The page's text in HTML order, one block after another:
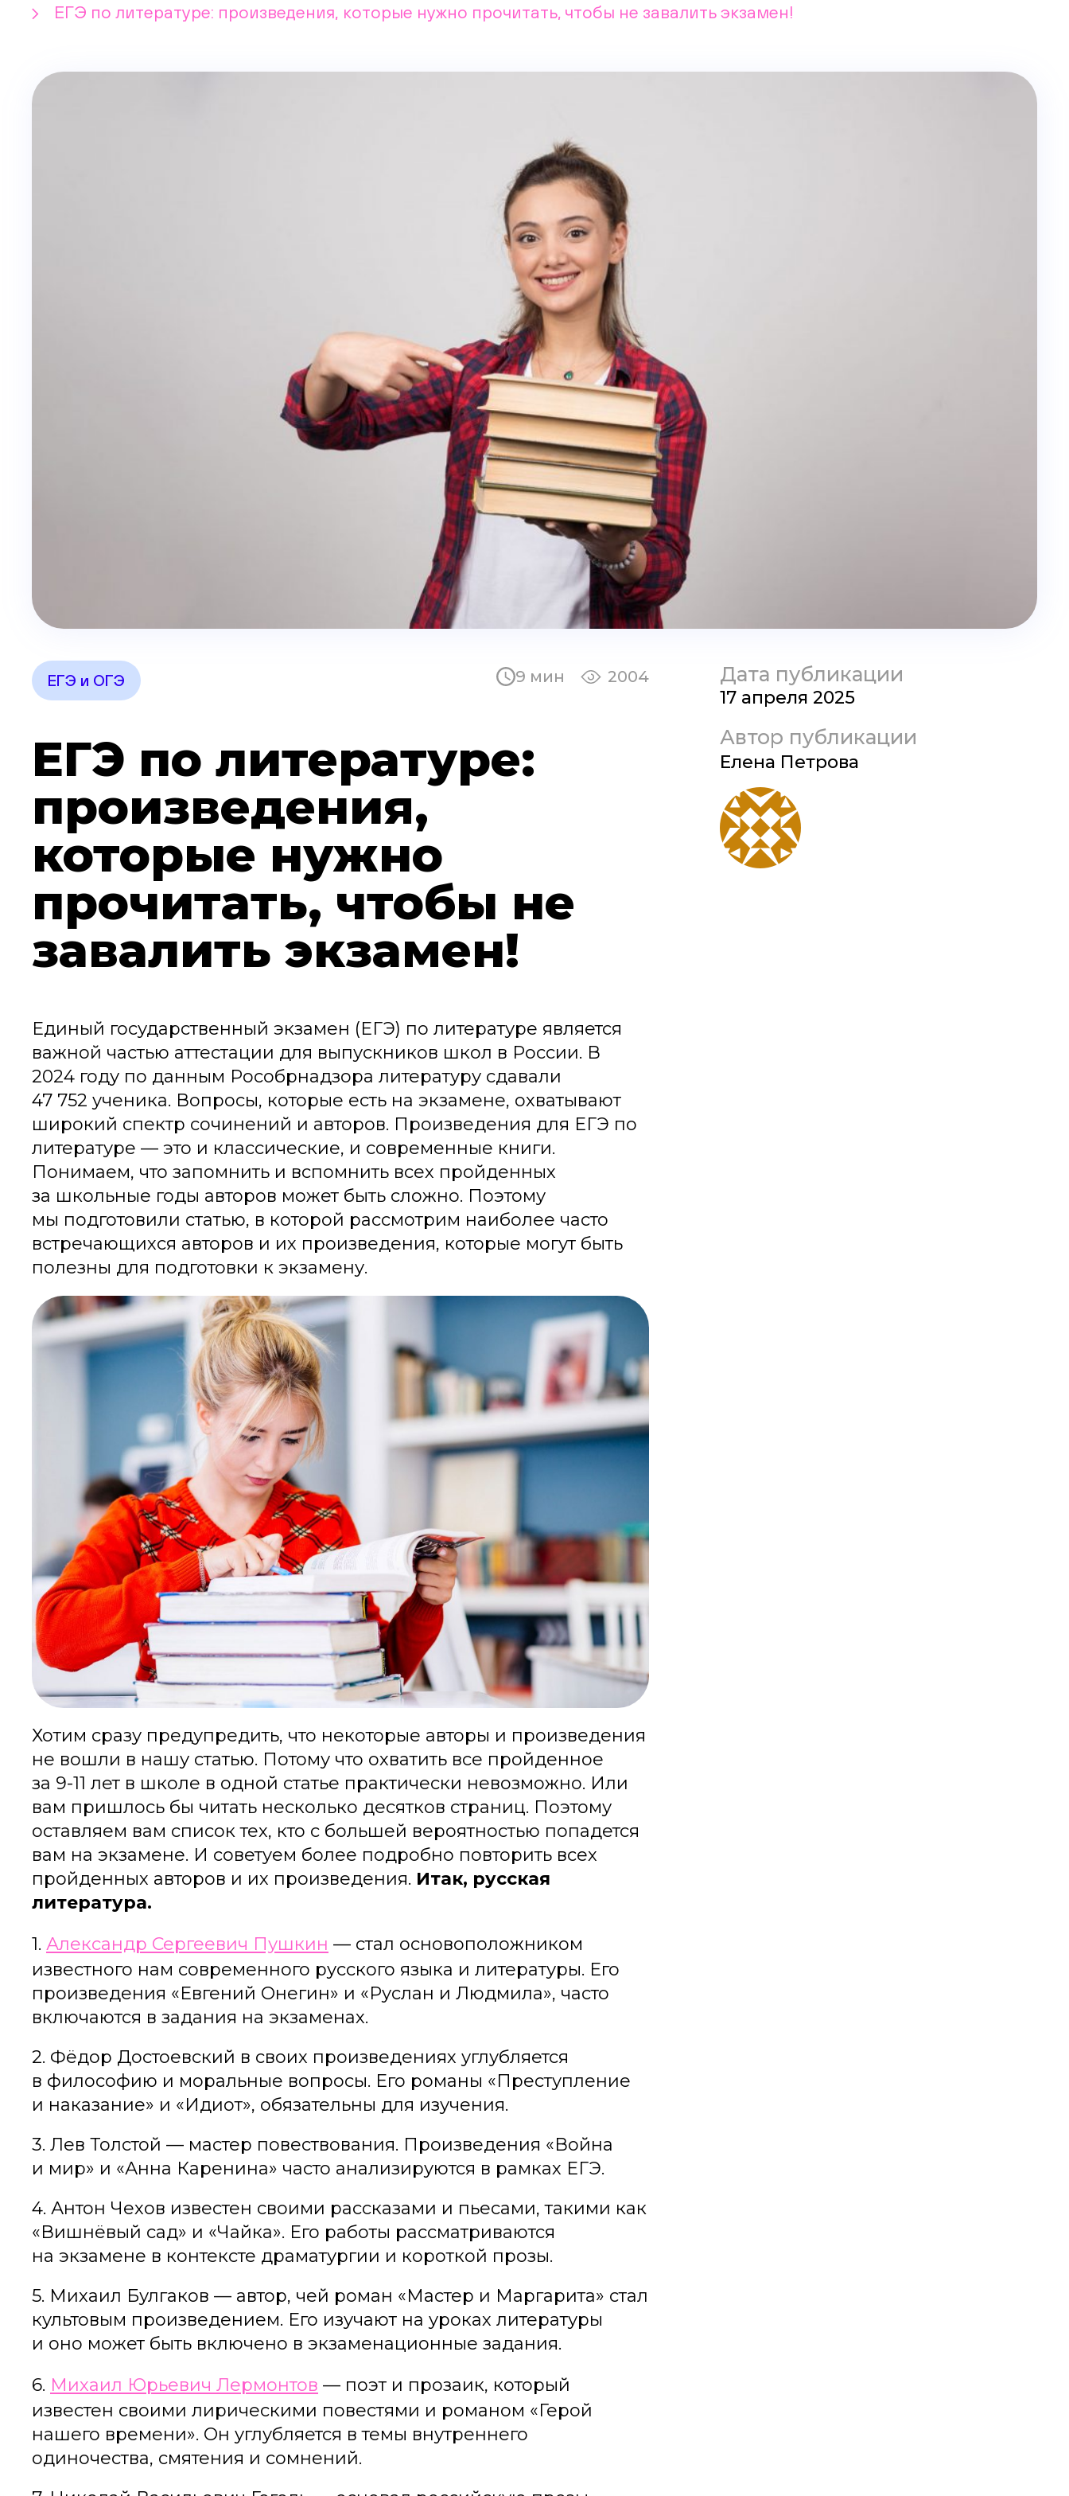
ЕГЭ по литературе: произведения, которые нужно прочитать, чтобы не завалить экзамен!
ЕГЭ и ОГЭ 9 мин 2004
ЕГЭ по литературе:
произведения,
которые нужно
прочитать, чтобы не
завалить экзамен!
Единый государственный экзамен (ЕГЭ) по литературе является
важной частью аттестации для выпускников школ в России. В
2024 году по данным Рособрнадзора литературу сдавали
47 752 ученика. Вопросы, которые есть на экзамене, охватывают
широкий спектр сочинений и авторов. Произведения для ЕГЭ по
литературе — это и классические, и современные книги.
Понимаем, что запомнить и вспомнить всех пройденных
за школьные годы авторов может быть сложно. Поэтому
мы подготовили статью, в которой рассмотрим наиболее часто
встречающихся авторов и их произведения, которые могут быть
полезны для подготовки к экзамену.
Хотим сразу предупредить, что некоторые авторы и произведения
не вошли в нашу статью. Потому что охватить все пройденное
за 9-11 лет в школе в одной статье практически невозможно. Или
вам пришлось бы читать несколько десятков страниц. Поэтому
оставляем вам список тех, кто с большей вероятностью попадется
вам на экзамене. И советуем более подробно повторить всех
пройденных авторов и их произведения. Итак, русская
литература.
1. Александр Сергеевич Пушкин — стал основоположником
известного нам современного русского языка и литературы. Его
произведения «Евгений Онегин» и «Руслан и Людмила», часто
включаются в задания на экзаменах.
2. Фёдор Достоевский в своих произведениях углубляется
в философию и моральные вопросы. Его романы «Преступление
и наказание» и «Идиот», обязательны для изучения.
3. Лев Толстой — мастер повествования. Произведения «Война
и мир» и «Анна Каренина» часто анализируются в рамках ЕГЭ.
4. Антон Чехов известен своими рассказами и пьесами, такими как
«Вишнёвый сад» и «Чайка». Его работы рассматриваются
на экзамене в контексте драматургии и короткой прозы.
5. Михаил Булгаков — автор, чей роман «Мастер и Маргарита» стал
культовым произведением. Его изучают на уроках литературы
и оно может быть включено в экзаменационные задания.
6. Михаил Юрьевич Лермонтов — поэт и прозаик, который
известен своими лирическими повестями и романом «Герой
нашего времени». Он углубляется в темы внутреннего
одиночества, смятения и сомнений.
Дата публикации
17 апреля 2025
Автор публикации
Елена Петрова